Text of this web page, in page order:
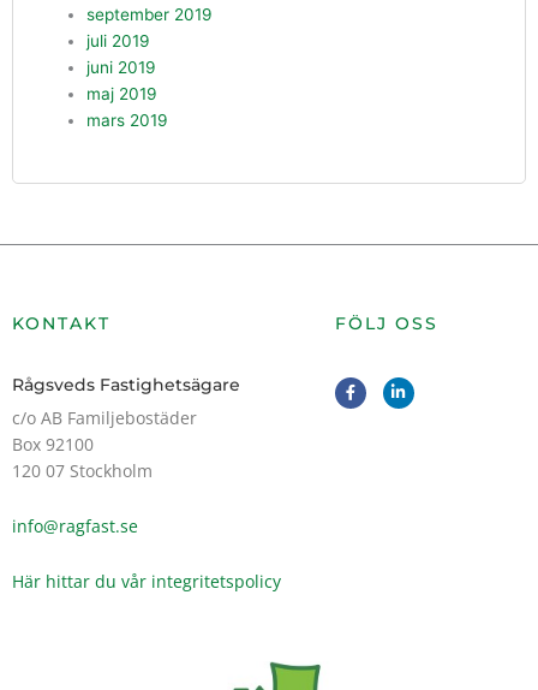
september 2019
juli 2019
juni 2019
maj 2019
mars 2019
KONTAKT
Rågsveds Fastighetsägare
c/o AB Familjebostäder
Box 92100
120 07 Stockholm
info@ragfast.se
Här hittar du vår integritetspolicy
FÖLJ OSS
F
a
c
L
i
n